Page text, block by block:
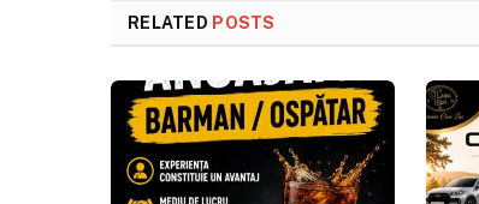
RELATED POSTS